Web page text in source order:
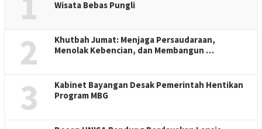
Wisata Bebas Pungli
2
Khutbah Jumat: Menjaga Persaudaraan,
Menolak Kebencian, dan Membangun …
3
Kabinet Bayangan Desak Pemerintah Hentikan
Program MBG